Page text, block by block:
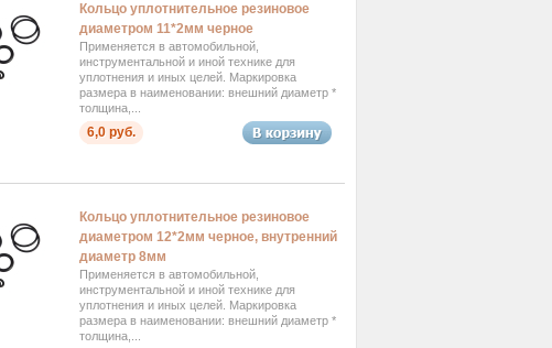
Кольцо уплотнительное резиновое
диаметром 11*2мм черное
Применяется в автомобильной,
инструментальной и иной технике для
уплотнения и иных целей. Маркировка
размера в наименовании: внешний диаметр *
толщина,...
6,0 руб.
Кольцо уплотнительное резиновое
диаметром 12*2мм черное, внутренний
диаметр 8мм
Применяется в автомобильной,
инструментальной и иной технике для
уплотнения и иных целей. Маркировка
размера в наименовании: внешний диаметр *
толщина,...